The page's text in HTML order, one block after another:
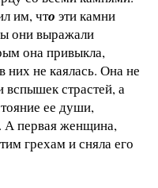
им, что эти камни
они выражали
она привыкла,
них не каялась. Она не
вспышек страстей, а
ее души,
А первая женщина,
грехам и сняла его